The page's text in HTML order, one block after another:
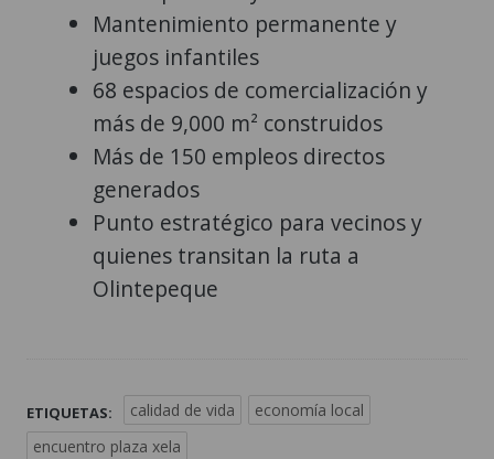
Mantenimiento permanente y
juegos infantiles
68 espacios de comercialización y
más de 9,000 m² construidos
Más de 150 empleos directos
generados
Punto estratégico para vecinos y
quienes transitan la ruta a
Olintepeque
ETIQUETAS: calidad de vida
economía local
encuentro plaza xela